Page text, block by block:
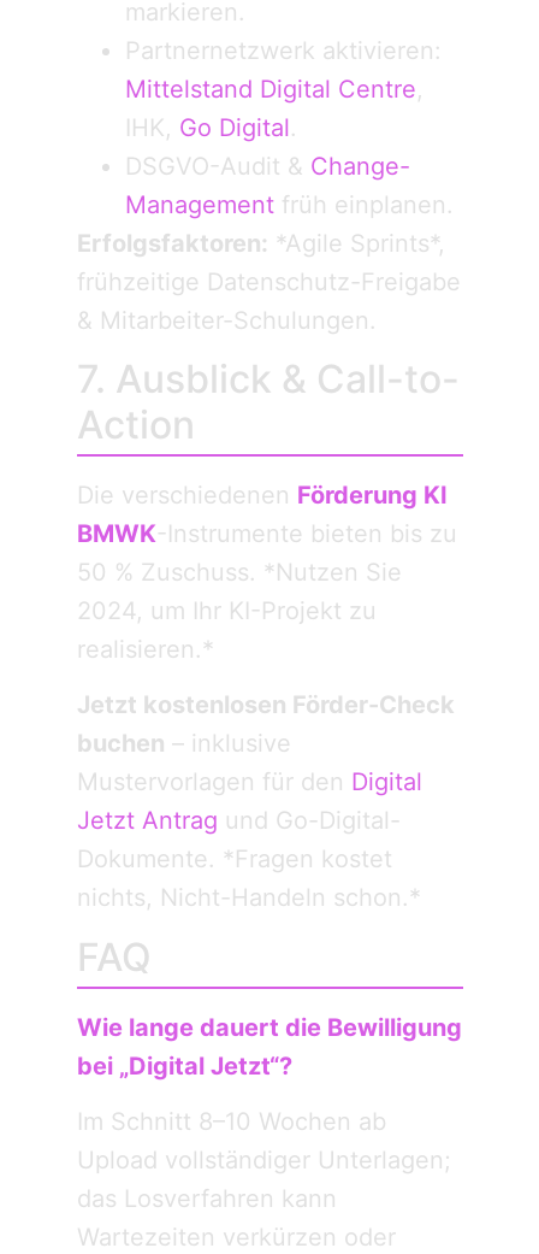
markieren.
Partnernetzwerk aktivieren:
Mittelstand Digital Centre,
IHK, Go Digital.
DSGVO-Audit & Change-
Managementfrüh einplanen.
Erfolgsfaktoren: *Agile Sprints*,
frühzeitige Datenschutz-Freigabe
& Mitarbeiter-Schulungen.
7. Ausblick & Call-to-
Action
Die verschiedenen Förderung KI
BMWK-Instrumente bieten bis zu
50 % Zuschuss. *Nutzen Sie
2024, um Ihr KI-Projekt zu
realisieren.*
Jetzt kostenlosen Förder-Check
buchen – inklusive
Mustervorlagen für den Digital
Jetzt Antrag und Go-Digital-
Dokumente. *Fragen kostet
nichts, Nicht-Handeln schon.*
FAQ
Wie lange dauert die Bewilligung
bei „Digital Jetzt“?
Im Schnitt 8–10 Wochen ab
Upload vollständiger Unterlagen;
das Losverfahren kann
Wartezeiten verkürzen oder